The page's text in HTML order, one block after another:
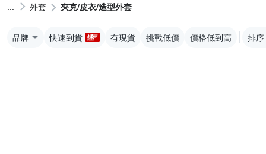
外套 夾克/皮衣/造型​外套
品牌 快速到貨 有現貨 挑戰低價 價格低到高 排序